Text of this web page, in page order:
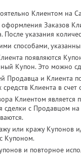
Клиентом на
Заказов
указания
способами,
появляются
Купон. Это можно
Продавца и Клиента
Клиента в
Клиентом
сделки с Продавцом
или кражу
Купоном.
и повторное